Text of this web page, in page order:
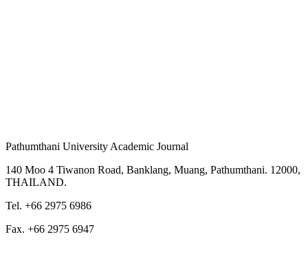
Pathumthani University Academic Journal
140 Moo 4 Tiwanon Road, Banklang, Muang, Pathumthani. 12000,
THAILAND.
Tel. +66 2975 6986
Fax. +66 2975 6947